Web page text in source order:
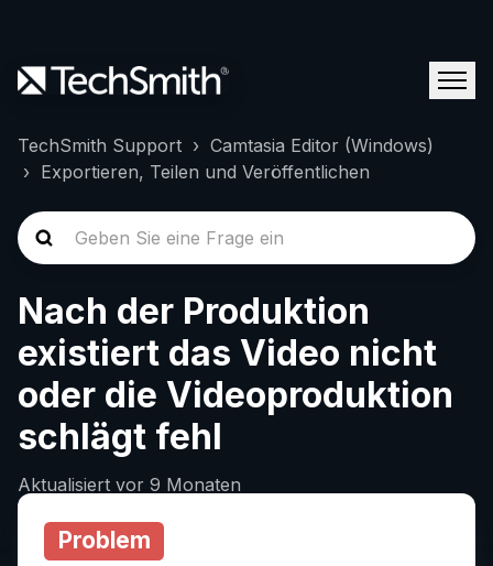
TechSmith Support
Camtasia Editor (Windows)
Exportieren, Teilen und Veröffentlichen
Nach der Produktion
existiert das Video nicht
oder die Videoproduktion
schlägt fehl
Aktualisiert vor 9 Monaten
Problem